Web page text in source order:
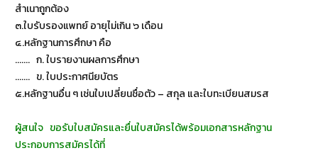
สำเนาถูกต้อง
๓.ใบรับรองแพทย์ อายุไม่เกิน ๖ เดือน
๔.หลักฐานการศึกษา คือ
....... ก. ใบรายงานผลการศึกษา
....... ข. ใบประกาศนียบัตร
๕.หลักฐานอื่น ๆ เช่นใบเปลี่ยนชื่อตัว – สกุล และใบทะเบียนสมรส
ผู้สนใจ ขอรับใบสมัครและยื่นใบสมัครได้พร้อมเอกสารหลักฐาน
ประกอบการสมัครได้ที่